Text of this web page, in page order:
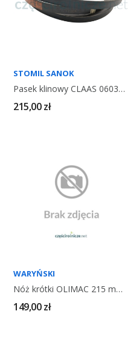
STOMIL SANOK
Pasek klinowy CLAAS 060306 STOMIL SANOK HARVEST
215,00 zł
WARYŃSKI
Nóż krótki OLIMAC 215 mm WARYŃSKI 16061
149,00 zł